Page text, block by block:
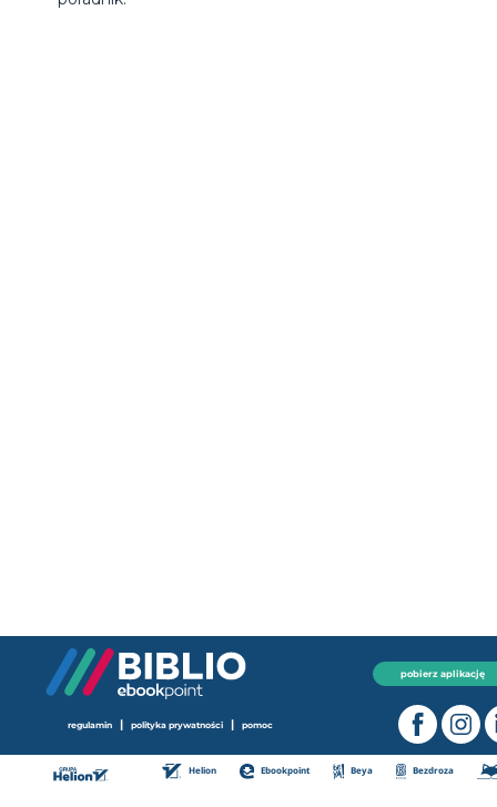
pobierz aplikację
regulamin | polityka prywatności | pomoc
Helion Ebookpoint Beya Bezdroza